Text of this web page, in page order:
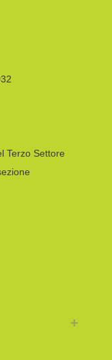
Terzo Settore